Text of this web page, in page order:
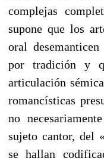
complejas
supone que los
oral
por tradición y
articulación
romancísticas
no
sujeto cantor, del
se hallan